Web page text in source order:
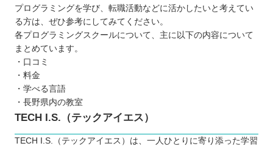
プログラミングを学び、転職活動などに活かしたいと考えてい
る方は、ぜひ参考にしてみてください。
各プログラミングスクールについて、主に以下の内容について
まとめています。
・口コミ
・料金
・学べる言語
・長野県内の教室
TECH I.S.（テックアイエス）
TECH I.S.（テックアイエス）は、一人ひとりに寄り添った学習